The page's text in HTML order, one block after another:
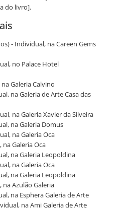
do livro].
- Individual, na Careen Gems
no Palace Hotel
Galeria Calvino
na Galeria de Arte Casa das
na Galeria Xavier da Silveira
na Galeria Domus
na Galeria Oca
na Galeria Oca
na Galeria Leopoldina
na Galeria Oca
na Galeria Leopoldina
na Azulão Galeria
na Esphera Galeria de Arte
na Ami Galeria de Arte